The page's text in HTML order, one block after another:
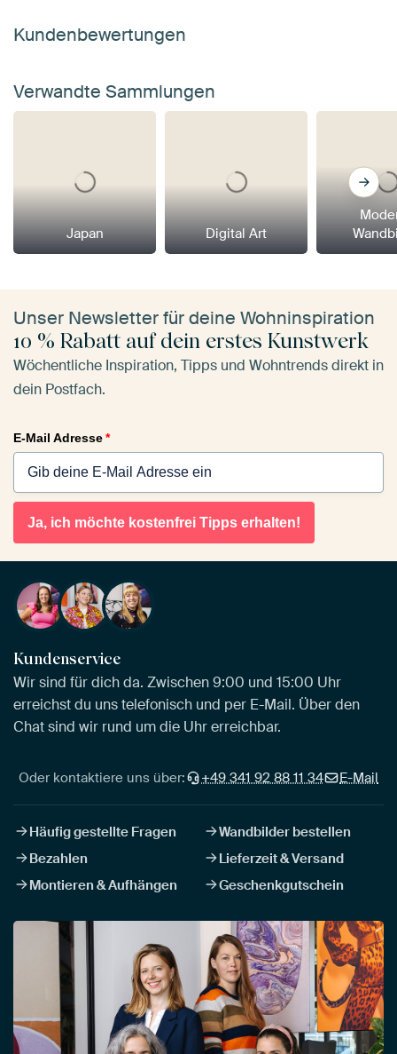
Kundenbewertungen
Verwandte Sammlungen
Japan Digital Art
Unser Newsletter für deine Wohninspiration
10 % Rabatt auf dein erstes Kunstwerk
Wöchentliche Inspiration, Tipps und Wohntrends direkt in
dein Postfach.
E-Mail Adresse*
Ja, ich möchte kostenfrei Tipps erhalten!
Kundenservice
Wir sind für dich da. Zwischen 9:00 und 15:00 Uhr
erreichst du uns telefonisch und per E-Mail. Über den
Chat sind wir rund um die Uhr erreichbar.
Oder kontaktiere uns über: +49 341 92 88 11 34 E-Mail
Häufig gestellte Fragen
Wandbilder bestellen
Bezahlen
Lieferzeit & Versand
Montieren & Aufhängen
Geschenkgutschein